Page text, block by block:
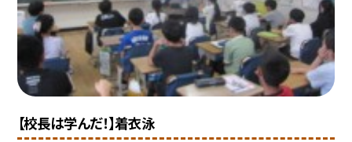
【校長は学んだ！】着衣泳